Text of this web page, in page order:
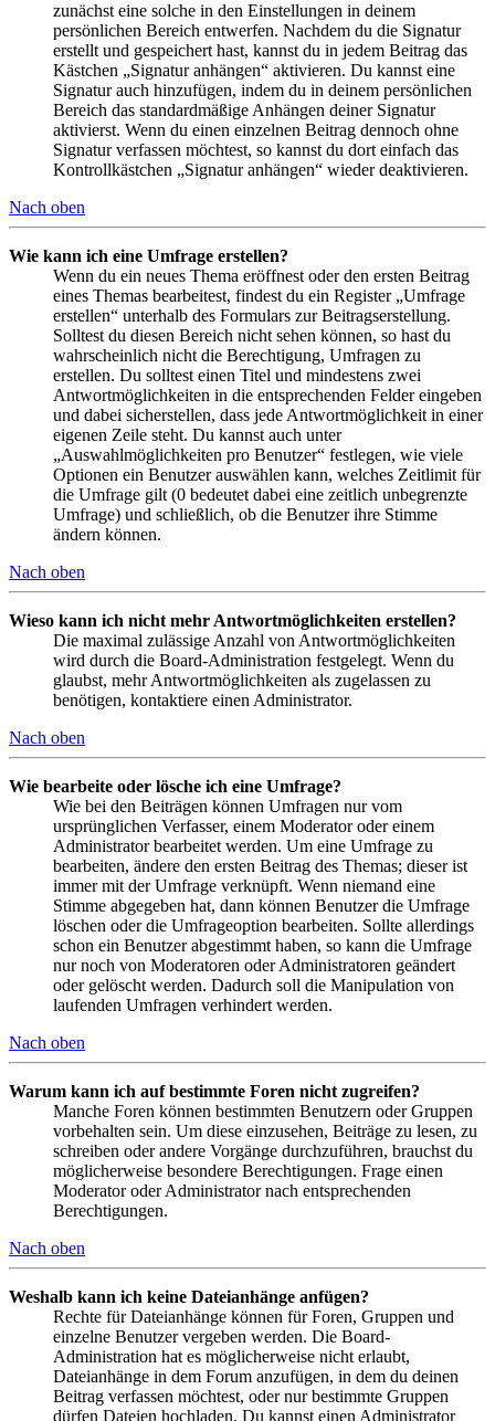
zunächst eine solche in den Einstellungen in deinem
persönlichen Bereich entwerfen. Nachdem du die Signatur
erstellt und gespeichert hast, kannst du in jedem Beitrag das
Kästchen „Signatur anhängen“ aktivieren. Du kannst eine
Signatur auch hinzufügen, indem du in deinem persönlichen
Bereich das standardmäßige Anhängen deiner Signatur
aktivierst. Wenn du einen einzelnen Beitrag dennoch ohne
Signatur verfassen möchtest, so kannst du dort einfach das
Kontrollkästchen „Signatur anhängen“ wieder deaktivieren.
Nach oben
Wie kann ich eine Umfrage erstellen?
Wenn du ein neues Thema eröffnest oder den ersten Beitrag
eines Themas bearbeitest, findest du ein Register „Umfrage
erstellen“ unterhalb des Formulars zur Beitragserstellung.
Solltest du diesen Bereich nicht sehen können, so hast du
wahrscheinlich nicht die Berechtigung, Umfragen zu
erstellen. Du solltest einen Titel und mindestens zwei
Antwortmöglichkeiten in die entsprechenden Felder eingeben
und dabei sicherstellen, dass jede Antwortmöglichkeit in einer
eigenen Zeile steht. Du kannst auch unter
„Auswahlmöglichkeiten pro Benutzer“ festlegen, wie viele
Optionen ein Benutzer auswählen kann, welches Zeitlimit für
die Umfrage gilt (0 bedeutet dabei eine zeitlich unbegrenzte
Umfrage) und schließlich, ob die Benutzer ihre Stimme
ändern können.
Nach oben
Wieso kann ich nicht mehr Antwortmöglichkeiten erstellen?
Die maximal zulässige Anzahl von Antwortmöglichkeiten
wird durch die Board-Administration festgelegt. Wenn du
glaubst, mehr Antwortmöglichkeiten als zugelassen zu
benötigen, kontaktiere einen Administrator.
Nach oben
Wie bearbeite oder lösche ich eine Umfrage?
Wie bei den Beiträgen können Umfragen nur vom
ursprünglichen Verfasser, einem Moderator oder einem
Administrator bearbeitet werden. Um eine Umfrage zu
bearbeiten, ändere den ersten Beitrag des Themas; dieser ist
immer mit der Umfrage verknüpft. Wenn niemand eine
Stimme abgegeben hat, dann können Benutzer die Umfrage
löschen oder die Umfrageoption bearbeiten. Sollte allerdings
schon ein Benutzer abgestimmt haben, so kann die Umfrage
nur noch von Moderatoren oder Administratoren geändert
oder gelöscht werden. Dadurch soll die Manipulation von
laufenden Umfragen verhindert werden.
Nach oben
Warum kann ich auf bestimmte Foren nicht zugreifen?
Manche Foren können bestimmten Benutzern oder Gruppen
vorbehalten sein. Um diese einzusehen, Beiträge zu lesen, zu
schreiben oder andere Vorgänge durchzuführen, brauchst du
möglicherweise besondere Berechtigungen. Frage einen
Moderator oder Administrator nach entsprechenden
Berechtigungen.
Nach oben
Weshalb kann ich keine Dateianhänge anfügen?
Rechte für Dateianhänge können für Foren, Gruppen und
einzelne Benutzer vergeben werden. Die Board-
Administration hat es möglicherweise nicht erlaubt,
Dateianhänge in dem Forum anzufügen, in dem du deinen
Beitrag verfassen möchtest, oder nur bestimmte Gruppen
dürfen Dateien hochladen. Du kannst einen Administrator